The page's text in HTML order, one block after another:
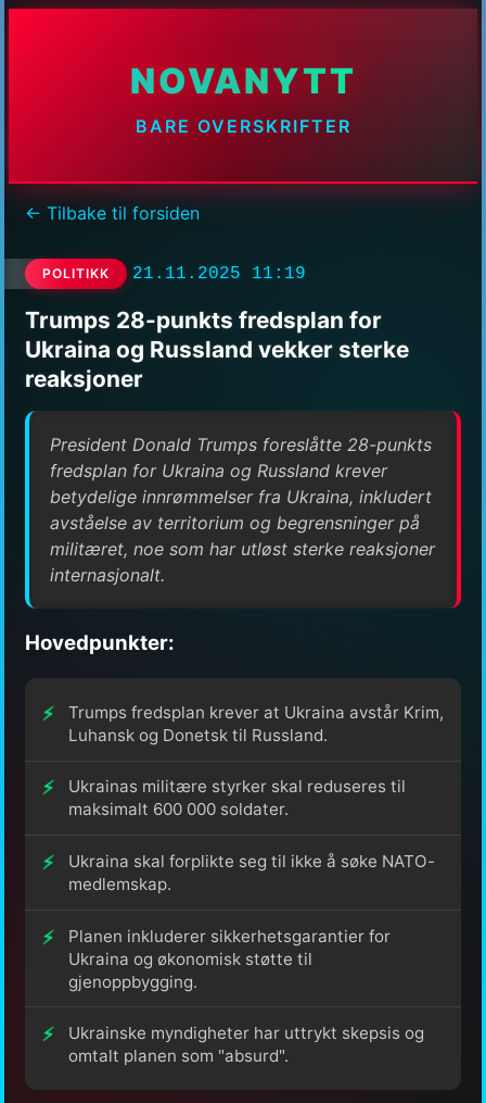
NOVANYTT
BARE OVERSKRIFTER
← Tilbake til forsiden
POLITIKK 21.11.2025 11:19
Trumps 28-punkts fredsplan for
Ukraina og Russland vekker sterke
reaksjoner
President Donald Trumps foreslåtte 28-punkts
fredsplan for Ukraina og Russland krever
betydelige innrømmelser fra Ukraina, inkludert
avståelse av territorium og begrensninger på
militæret, noe som har utløst sterke reaksjoner
internasjonalt.
Hovedpunkter:
Trumps fredsplan krever at Ukraina avstår Krim,
Luhansk og Donetsk til Russland.
Ukrainas militære styrker skal reduseres til
maksimalt 600 000 soldater.
Ukraina skal forplikte seg til ikke å søke NATO-
medlemskap.
Planen inkluderer sikkerhetsgarantier for
Ukraina og økonomisk støtte til
gjenoppbygging.
Ukrainske myndigheter har uttrykt skepsis og
omtalt planen som "absurd".